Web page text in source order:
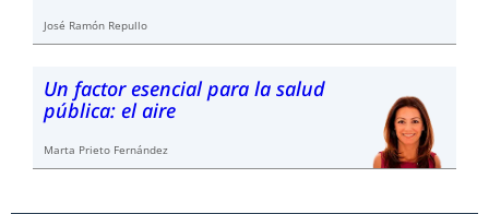
José Ramón Repullo
Un factor esencial para la salud
pública: el aire
Marta Prieto Fernández